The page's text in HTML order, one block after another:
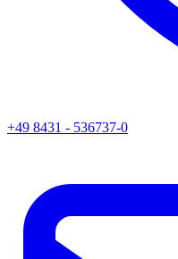
+49 8431 - 536737-0